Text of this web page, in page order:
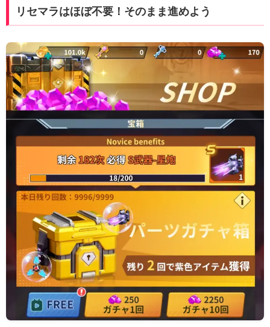
リセマラはほぼ不要！そのまま進めよう